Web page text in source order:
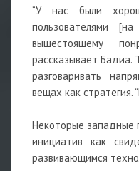
“У нас были
пользователями
вышестоящему
рассказывает Бадиа.
разговаривать
вещах как стратегия.
Некоторые западные
инициатив как
развивающимся